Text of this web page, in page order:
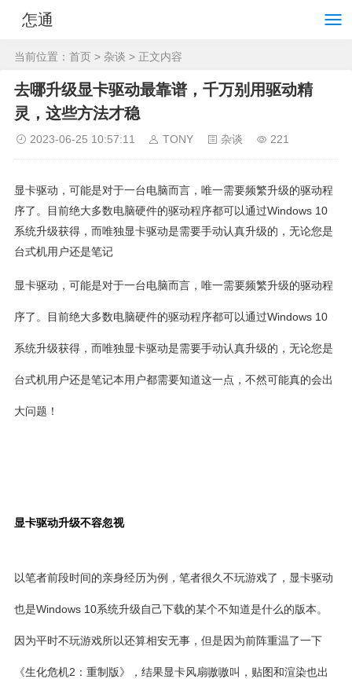
怎通
当前位置： 首页 > 杂谈 > 正文内容
去哪升级显卡驱动最靠谱，千万别用驱动精
灵，这些方法才稳
2023-06-25 10:57:11 TONY 杂谈 221
显卡驱动，可能是对于一台电脑而言，唯一需要频繁升级的驱动程
序了。目前绝大多数电脑硬件的驱动程序都可以通过Windows 10
系统升级获得，而唯独显卡驱动是需要手动认真升级的，无论您是
台式机用户还是笔记
显卡驱动，可能是对于一台电脑而言，唯一需要频繁升级的驱动程
序了。目前绝大多数电脑硬件的驱动程序都可以通过Windows 10
系统升级获得，而唯独显卡驱动是需要手动认真升级的，无论您是
台式机用户还是笔记本用户都需要知道这一点，不然可能真的会出
大问题！
显卡驱动升级不容忽视
以笔者前段时间的亲身经历为例，笔者很久不玩游戏了，显卡驱动
也是Windows 10系统升级自己下载的某个不知道是什么的版本。
因为平时不玩游戏所以还算相安无事，但是因为前阵重温了一下
《生化危机2：重制版》，结果显卡风扇嗷嗷叫，贴图和渲染也出